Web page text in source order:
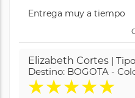
Entrega muy a tiempo
Elizabeth Cortes |
Destino: BOGOTA -
★★★★★